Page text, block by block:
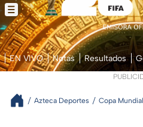
EN VIVO Notas Resultados
Azteca Deportes Copa